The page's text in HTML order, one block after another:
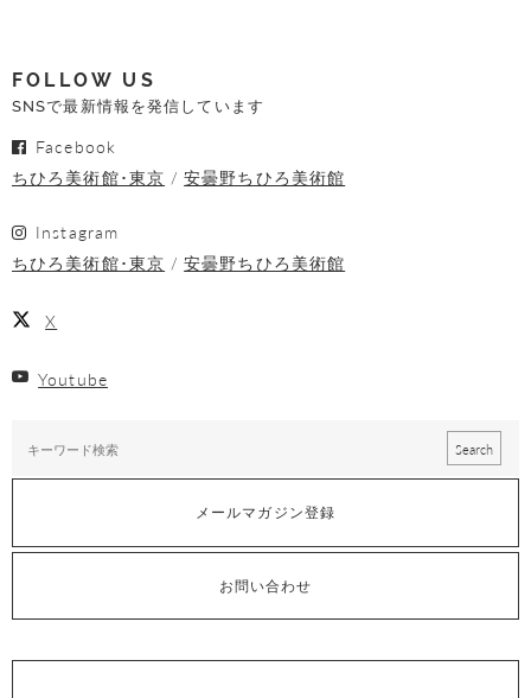
FOLLOW US
SNSで最新情報を発信しています
Facebook
ちひろ美術館･東京
安曇野ちひろ美術館
Instagram
ちひろ美術館･東京
安曇野ちひろ美術館
X
Youtube
メールマガジン登録
お問い合わせ